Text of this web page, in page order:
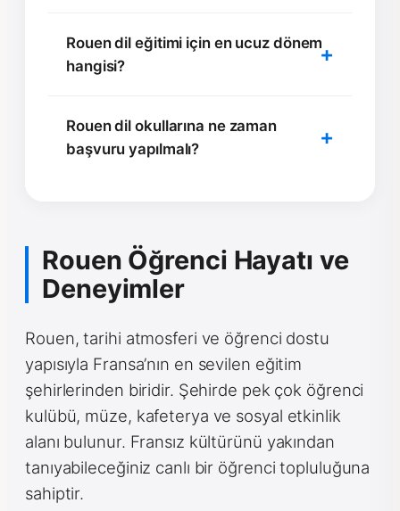
Rouen dil eğitimi için en ucuz dönem
hangisi?
Rouen dil okullarına ne zaman
başvuru yapılmalı?
Rouen Öğrenci Hayatı ve
Deneyimler
Rouen, tarihi atmosferi ve öğrenci dostu
yapısıyla Fransa’nın en sevilen eğitim
şehirlerinden biridir. Şehirde pek çok öğrenci
kulübü, müze, kafeterya ve sosyal etkinlik
alanı bulunur. Fransız kültürünü yakından
tanıyabileceğiniz canlı bir öğrenci topluluğuna
sahiptir.